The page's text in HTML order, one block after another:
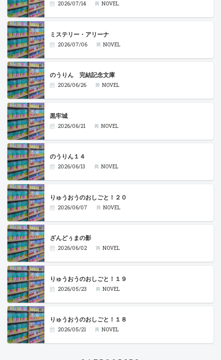
2026/07/14 NOVEL
ミステリー・アリーナ
2026/07/06 NOVEL
のうりん 完結記念文庫
2026/06/26 NOVEL
黒牢城
2026/06/21 NOVEL
のうりん１４
2026/06/13 NOVEL
りゅうおうのおしごと！２０
2026/06/07 NOVEL
ざんどぅまの影
2026/06/02 NOVEL
りゅうおうのおしごと！１９
2026/05/23 NOVEL
りゅうおうのおしごと！１８
2026/05/21 NOVEL